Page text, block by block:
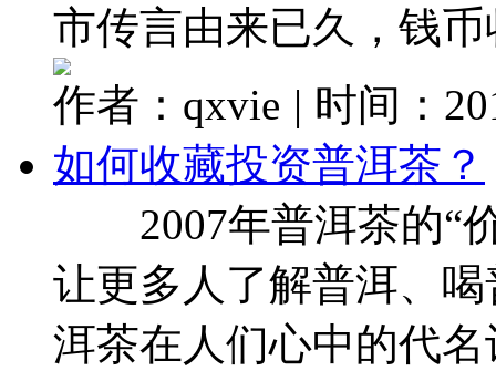
市传言由来已久，钱
作者：qxvie | 时间：
如何收藏投资普洱茶？
2007年普洱茶的“价
让更多人了解普洱、
洱茶在人们心中的代